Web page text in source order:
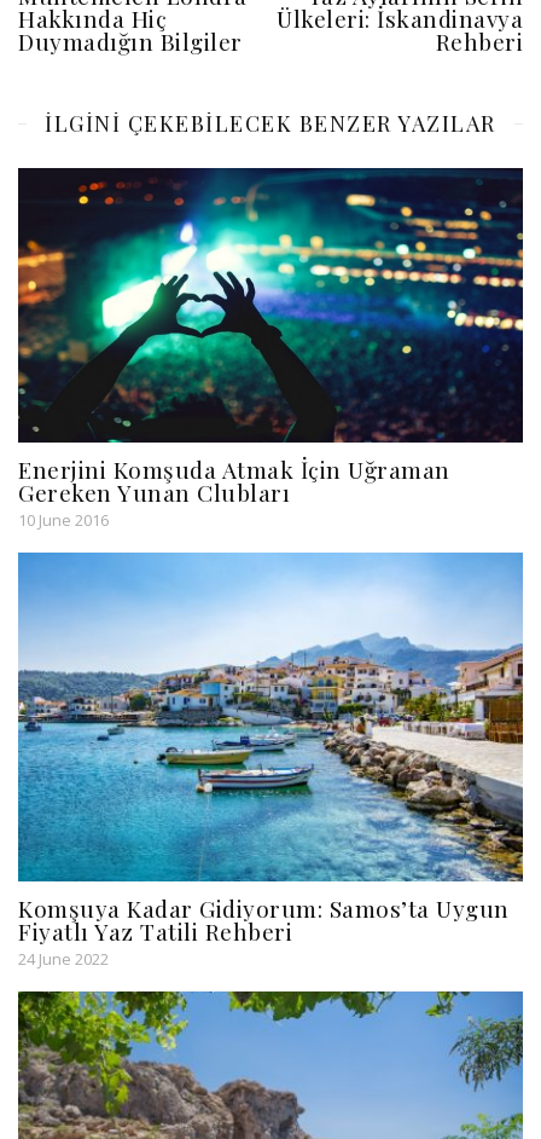
Hakkında Hiç
Duymadığın Bilgiler
Ülkeleri: İskandinavya
Rehberi
ILGINI ÇEKEBILECEK BENZER YAZILAR
Enerjini Komşuda Atmak İçin Uğraman
Gereken Yunan Clubları
10 June 2016
Komşuya Kadar Gidiyorum: Samos’ta Uygun
Fiyatlı Yaz Tatili Rehberi
24 June 2022